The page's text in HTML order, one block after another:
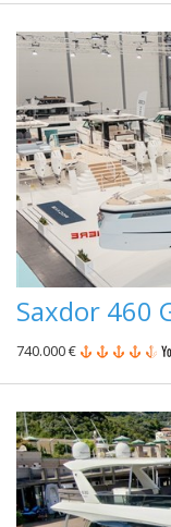
Saxdor 460
740.000 €